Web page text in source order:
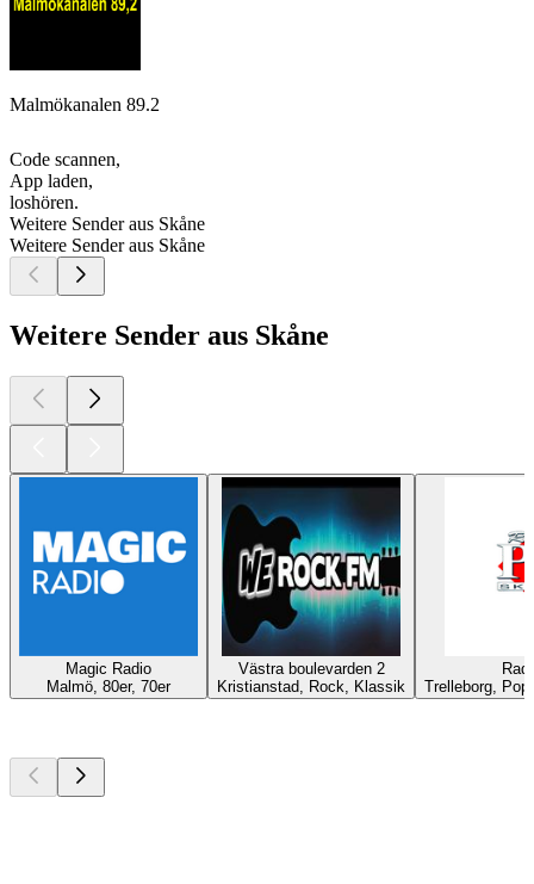
Malmökanalen 89.2
Code scannen,
App laden,
loshören.
Weitere Sender aus Skåne
Weitere Sender aus Skåne
Weitere Sender aus Skåne
Magic Radio
Malmö, 80er, 70er
Västra boulevarden 2
Kristianstad, Rock, Klassik
Trelleborg,